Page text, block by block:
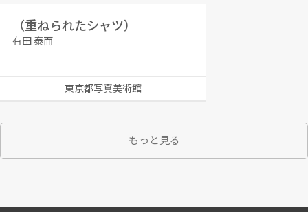
（重ねられたシャツ）
有田 泰而
東京都写真美術館
もっと見る